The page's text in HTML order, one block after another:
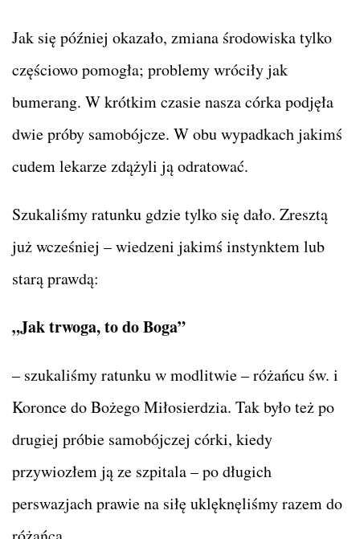
Jak się później okazało, zmiana środowiska tylko
częściowo pomogła; problemy wróciły jak
bumerang. W krótkim czasie nasza córka podjęła
dwie próby samobójcze. W obu wypadkach jakimś
cudem lekarze zdążyli ją odratować.
Szukaliśmy ratunku gdzie tylko się dało. Zresztą
już wcześniej – wiedzeni jakimś instynktem lub
starą prawdą:
„Jak trwoga, to do Boga”
– szukaliśmy ratunku w modlitwie – różańcu św. i
Koronce do Bożego Miłosierdzia. Tak było też po
drugiej próbie samobójczej córki, kiedy
przywiozłem ją ze szpitala – po długich
perswazjach prawie na siłę uklęknęliśmy razem do